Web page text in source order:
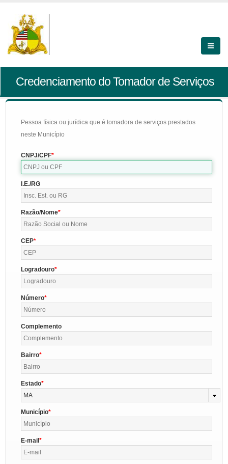
Credenciamento do Tomador de Serviços
Pessoa física ou jurídica que é tomadora de serviços prestados
neste Município
CNPJ/CPF
I.E./RG
Razão/Nome
CEP
Logradouro
Número
Complemento
Bairro
Estado
MA
Município
E-mail